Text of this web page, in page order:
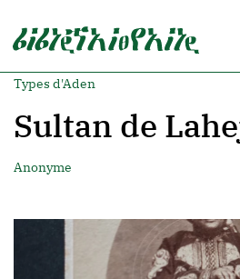
Types d'Aden
Sultan de
Anonyme